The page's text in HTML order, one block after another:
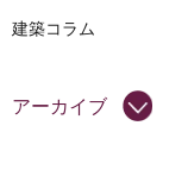
建築コラム
アーカイブ